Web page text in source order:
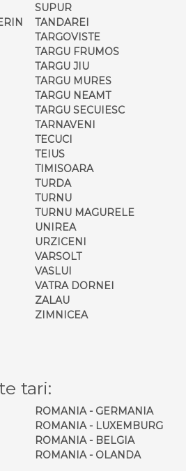
SUPUR
TANDAREI
TARGOVISTE
TARGU FRUMOS
TARGU JIU
TARGU MURES
TARGU NEAMT
TARGU SECUIESC
TARNAVENI
TECUCI
TEIUS
TIMISOARA
TURDA
TURNU
TURNU MAGURELE
UNIREA
URZICENI
VARSOLT
VASLUI
VATRA DORNEI
ZALAU
ZIMNICEA
tari:
ROMANIA - GERMANIA
ROMANIA - LUXEMBURG
ROMANIA - BELGIA
ROMANIA - OLANDA